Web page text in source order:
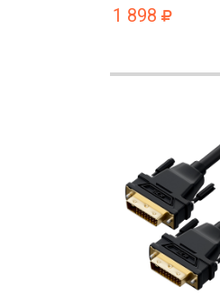
оплетке нейлон
1 898